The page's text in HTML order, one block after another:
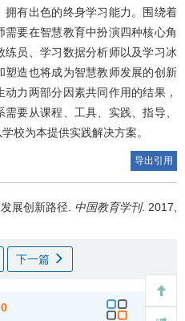
有出色的终身学习能力。围绕着
要在智慧教育中扮演四种核心角
员、学习数据分析师以及学习冰
造也将成为智慧教师发展的创新
力两部分因素共同作用的结果，
要从课程、工具、实践、指导、
校为本提供实践解决方案。
导出引用
展创新路径. 中国教育学刊. 2017,
下一篇
0